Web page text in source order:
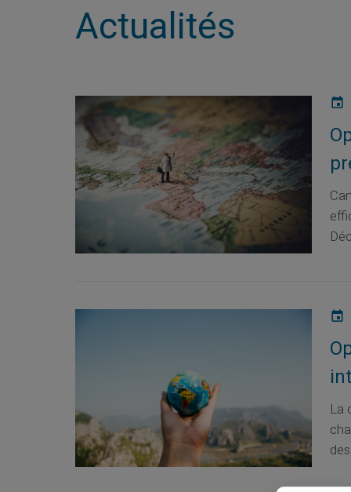
Actualités
La